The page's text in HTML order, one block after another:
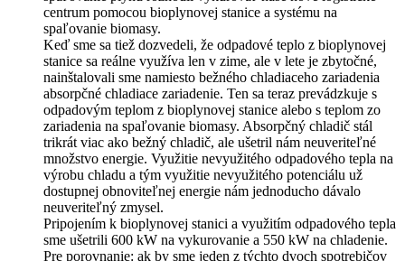
centrum pomocou bioplynovej stanice a systému na
spaľovanie biomasy.
Keď sme sa tiež dozvedeli, že odpadové teplo z bioplynovej
stanice sa reálne využíva len v zime, ale v lete je zbytočné,
nainštalovali sme namiesto bežného chladiaceho zariadenia
absorpčné chladiace zariadenie. Ten sa teraz prevádzkuje s
odpadovým teplom z bioplynovej stanice alebo s teplom zo
zariadenia na spaľovanie biomasy. Absorpčný chladič stál
trikrát viac ako bežný chladič, ale ušetril nám neuveriteľné
množstvo energie. Využitie nevyužitého odpadového tepla na
výrobu chladu a tým využitie nevyužitého potenciálu už
dostupnej obnoviteľnej energie nám jednoducho dávalo
neuveriteľný zmysel.
Pripojením k bioplynovej stanici a využitím odpadového tepla
sme ušetrili 600 kW na vykurovanie a 550 kW na chladenie.
Pre porovnanie: ak by sme jeden z týchto dvoch spotrebičov